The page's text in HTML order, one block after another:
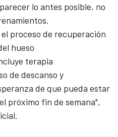
lo antes posible, no
proceso de recuperación
hueso
terapia
de descanso y
de que pueda estar
próximo fin de semana",